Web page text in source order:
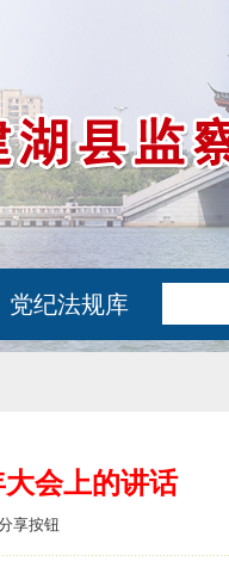
党纪法规库
会上的讲话
享按钮